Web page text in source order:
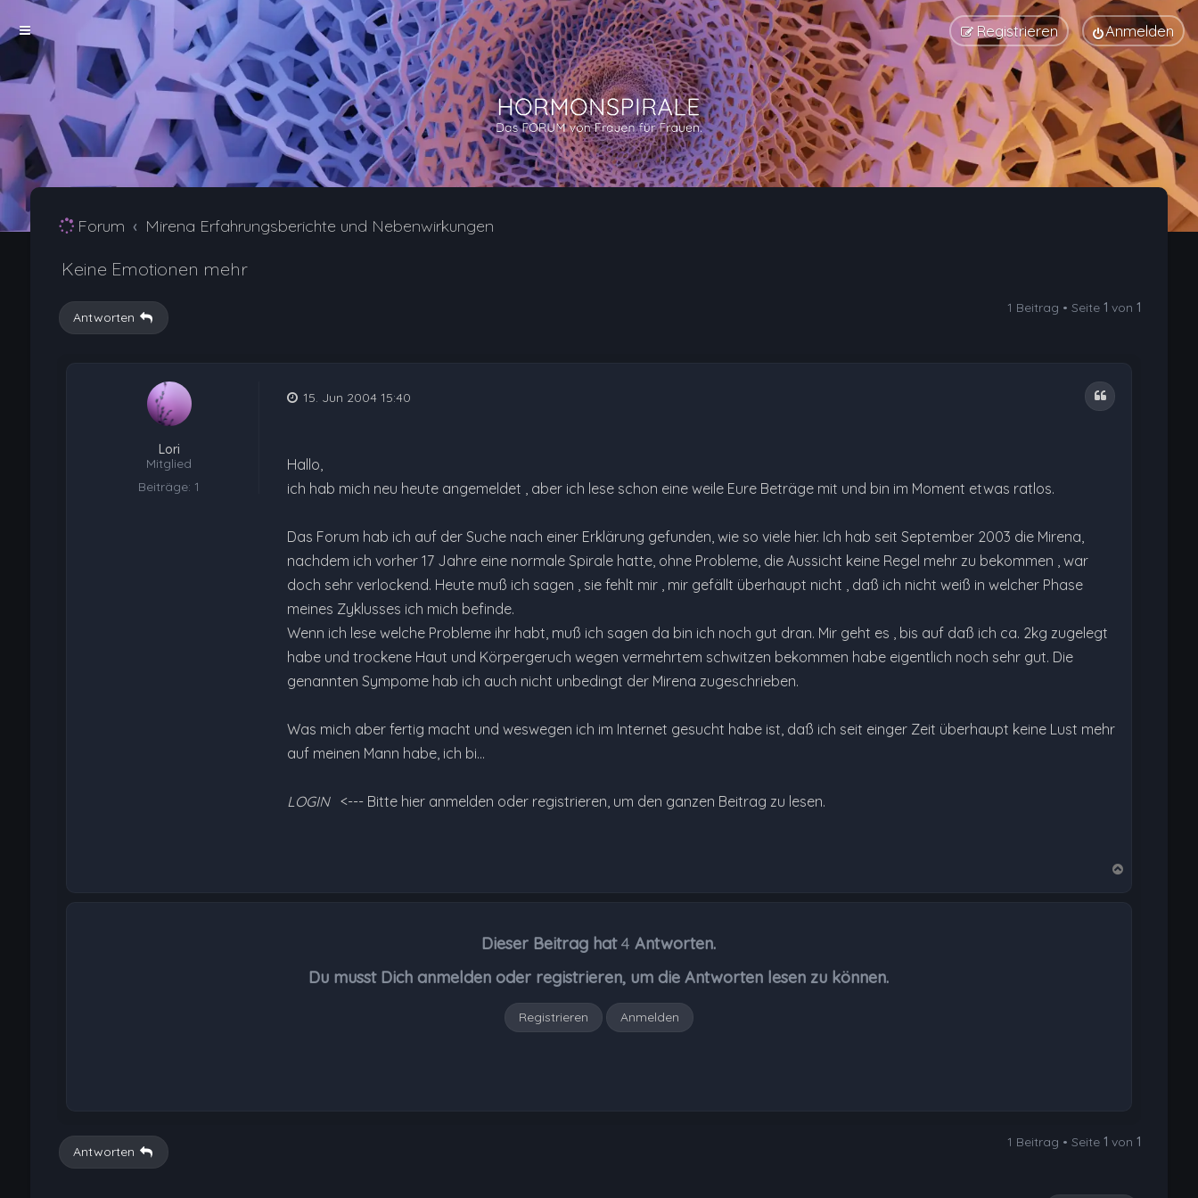
Anmelden
Registrieren
Forum Mirena Erfahrungsberichte und Nebenwirkungen
Keine Emotionen mehr
Antworten
1 Beitrag • Seite1 von1
Lori
Mitglied
Beiträge: 1
Zitat
15. Jun 2004 15:40
Hallo,
ich hab mich neu heute angemeldet , aber ich lese schon eine weile Eure Beträge mit und bin im Moment etwas ratlos.
Das Forum hab ich auf der Suche nach einer Erklärung gefunden, wie so viele hier. Ich hab seit September 2003 die Mirena,
nachdem ich vorher 17 Jahre eine normale Spirale hatte, ohne Probleme, die Aussicht keine Regel mehr zu bekommen , war
doch sehr verlockend. Heute muß ich sagen , sie fehlt mir , mir gefällt überhaupt nicht , daß ich nicht weiß in welcher Phase
meines Zyklusses ich mich befinde.
Wenn ich lese welche Probleme ihr habt, muß ich sagen da bin ich noch gut dran. Mir geht es , bis auf daß ich ca. 2kg zugelegt
habe und trockene Haut und Körpergeruch wegen vermehrtem schwitzen bekommen habe eigentlich noch sehr gut. Die
genannten Sympome hab ich auch nicht unbedingt der Mirena zugeschrieben.
Was mich aber fertig macht und weswegen ich im Internet gesucht habe ist, daß ich seit einger Zeit überhaupt keine Lust mehr
auf meinen Mann habe, ich bi…
LOGIN <--- Bitte hier anmelden oder registrieren, um den ganzen Beitrag zu lesen.
Dieser Beitrag hat4 Antworten.
Du musst Dich anmelden oder registrieren, um die Antworten lesen zu können.
Registrieren Anmelden
Antworten
1 Beitrag • Seite1 von1